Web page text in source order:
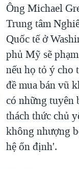
Ông Michael
Trung tâm
Quốc tế ở
phủ Mỹ sẽ
nếu họ tỏ ý cho
đề mua bán vũ
có những tuyên
thách thức chủ
không nhượng
hệ ổn định'.